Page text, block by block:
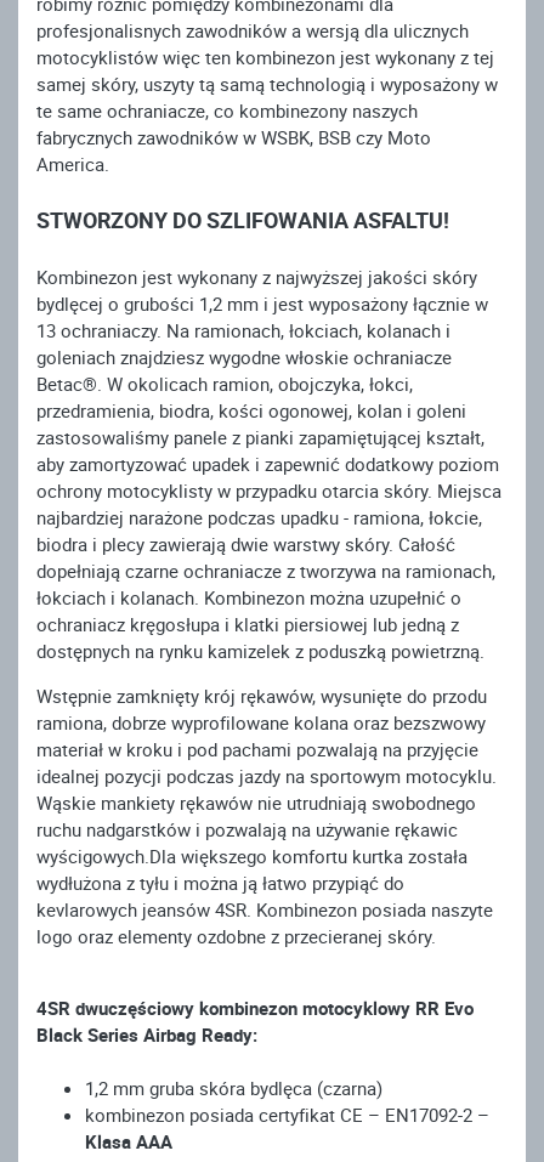
profesjonalisnych zawodników a wersją dla ulicznych
motocyklistów więc ten kombinezon jest wykonany z tej
samej skóry, uszyty tą samą technologią i wyposażony w
te same ochraniacze, co kombinezony naszych
fabrycznych zawodników w WSBK, BSB czy Moto
America.
STWORZONY DO SZLIFOWANIA ASFALTU!
Kombinezon jest wykonany z najwyższej jakości skóry
bydlęcej o grubości 1,2 mm i jest wyposażony łącznie w
13 ochraniaczy. Na ramionach, łokciach, kolanach i
goleniach znajdziesz wygodne włoskie ochraniacze
Betac®. W okolicach ramion, obojczyka, łokci,
przedramienia, biodra, kości ogonowej, kolan i goleni
zastosowaliśmy panele z pianki zapamiętującej kształt,
aby zamortyzować upadek i zapewnić dodatkowy poziom
ochrony motocyklisty w przypadku otarcia skóry. Miejsca
najbardziej narażone podczas upadku - ramiona, łokcie,
biodra i plecy zawierają dwie warstwy skóry. Całość
dopełniają czarne ochraniacze z tworzywa na ramionach,
łokciach i kolanach. Kombinezon można uzupełnić o
ochraniacz kręgosłupa i klatki piersiowej lub jedną z
dostępnych na rynku kamizelek z poduszką powietrzną.
Wstępnie zamknięty krój rękawów, wysunięte do przodu
ramiona, dobrze wyprofilowane kolana oraz bezszwowy
materiał w kroku i pod pachami pozwalają na przyjęcie
idealnej pozycji podczas jazdy na sportowym motocyklu.
Wąskie mankiety rękawów nie utrudniają swobodnego
ruchu nadgarstków i pozwalają na używanie rękawic
wyścigowych.Dla większego komfortu kurtka została
wydłużona z tyłu i można ją łatwo przypiąć do
kevlarowych jeansów 4SR. Kombinezon posiada naszyte
logo oraz elementy ozdobne z przecieranej skóry.
4SR dwuczęściowy kombinezon motocyklowy RR Evo
Black Series Airbag Ready:
1,2 mm gruba skóra bydlęca (czarna)
kombinezon posiada certyfikat CE – EN17092-2 –
Klasa AAA